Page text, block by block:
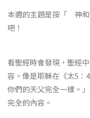
本週的主題是按「 神和
吧！
看聖經時會發現，聖經
容。像是耶穌在《太5：
你們的天父完全一樣。
完全的內容。